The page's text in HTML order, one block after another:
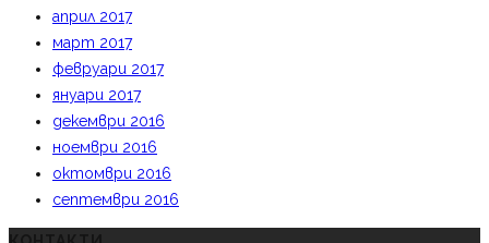
април 2017
март 2017
февруари 2017
януари 2017
декември 2016
ноември 2016
октомври 2016
септември 2016